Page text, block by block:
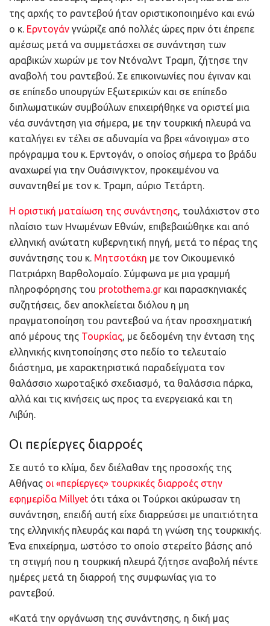
της αρχής το ραντεβού ήταν οριστικοποιημένο και ενώ
ο κ. Ερντογάν γνώριζε από πολλές ώρες πριν ότι έπρεπε
αμέσως μετά να συμμετάσχει σε συνάντηση των
αραβικών χωρών με τον Ντόναλντ Τραμπ, ζήτησε την
αναβολή του ραντεβού. Σε επικοινωνίες που έγιναν και
σε επίπεδο υπουργών Εξωτερικών και σε επίπεδο
διπλωματικών συμβούλων επιχειρήθηκε να οριστεί μια
νέα συνάντηση για σήμερα, με την τουρκική πλευρά να
καταλήγει εν τέλει σε αδυναμία να βρει «άνοιγμα» στο
πρόγραμμα του κ. Ερντογάν, ο οποίος σήμερα το βράδυ
αναχωρεί για την Ουάσινγκτον, προκειμένου να
συναντηθεί με τον κ. Τραμπ, αύριο Τετάρτη.
Η οριστική ματαίωση της συνάντησης, τουλάχιστον στο
πλαίσιο των Ηνωμένων Εθνών, επιβεβαιώθηκε και από
ελληνική ανώτατη κυβερνητική πηγή, μετά το πέρας της
συνάντησης του κ. Μητσοτάκη με τον Οικουμενικό
Πατριάρχη Βαρθολομαίο. Σύμφωνα με μια γραμμή
πληροφόρησης του protothema.gr και παρασκηνιακές
συζητήσεις, δεν αποκλείεται διόλου η μη
πραγματοποίηση του ραντεβού να ήταν προσχηματική
από μέρους της Τουρκίας, με δεδομένη την ένταση της
ελληνικής κινητοποίησης στο πεδίο το τελευταίο
διάστημα, με χαρακτηριστικά παραδείγματα τον
θαλάσσιο χωροταξικό σχεδιασμό, τα θαλάσσια πάρκα,
αλλά και τις κινήσεις ως προς τα ενεργειακά και τη
Λιβύη.
Οι περίεργες διαρροές
Σε αυτό το κλίμα, δεν διέλαθαν της προσοχής της
Αθήνας οι «περίεργες» τουρκικές διαρροές στην
εφημερίδα Millyet ότι τάχα οι Τούρκοι ακύρωσαν τη
συνάντηση, επειδή αυτή είχε διαρρεύσει με υπαιτιότητα
της ελληνικής πλευράς και παρά τη γνώση της τουρκικής.
Ένα επιχείρημα, ωστόσο το οποίο στερείτο βάσης από
τη στιγμή που η τουρκική πλευρά ζήτησε αναβολή πέντε
ημέρες μετά τη διαρροή της συμφωνίας για το
ραντεβού.
«Κατά την οργάνωση της συνάντησης, η δική μας